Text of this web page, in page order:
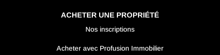
ACHETER UNE PROPRIÉTÉ
Nos inscriptions
Acheter avec Profusion Immobilier